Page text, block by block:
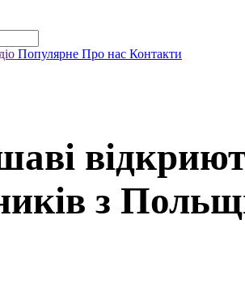
Популярне Про нас Контакти
з